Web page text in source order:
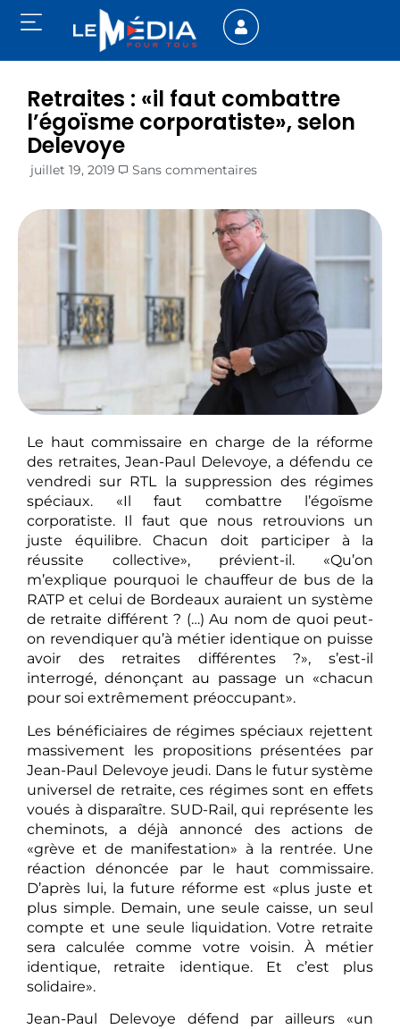
Retraites : «il faut combattre
l’égoïsme corporatiste», selon
Delevoye
juillet 19, 2019 Sans commentaires
Le haut commissaire en charge de la réforme
des retraites, Jean-Paul Delevoye, a défendu ce
vendredi sur RTL la suppression des régimes
spéciaux. «Il faut combattre l’égoïsme
corporatiste. Il faut que nous retrouvions un
juste équilibre. Chacun doit participer à la
réussite collective», prévient-il. «Qu’on
m’explique pourquoi le chauffeur de bus de la
RATP et celui de Bordeaux auraient un système
de retraite différent ? (…) Au nom de quoi peut-
on revendiquer qu’à métier identique on puisse
avoir des retraites différentes ?», s’est-il
interrogé, dénonçant au passage un «chacun
pour soi extrêmement préoccupant».
Les bénéficiaires de régimes spéciaux rejettent
massivement les propositions présentées par
Jean-Paul Delevoye jeudi. Dans le futur système
universel de retraite, ces régimes sont en effets
voués à disparaître. SUD-Rail, qui représente les
cheminots, a déjà annoncé des actions de
«grève et de manifestation» à la rentrée. Une
réaction dénoncée par le haut commissaire.
D’après lui, la future réforme est «plus juste et
plus simple. Demain, une seule caisse, un seul
compte et une seule liquidation. Votre retraite
sera calculée comme votre voisin. À métier
identique, retraite identique. Et c’est plus
solidaire».
Jean-Paul Delevoye défend par ailleurs «un